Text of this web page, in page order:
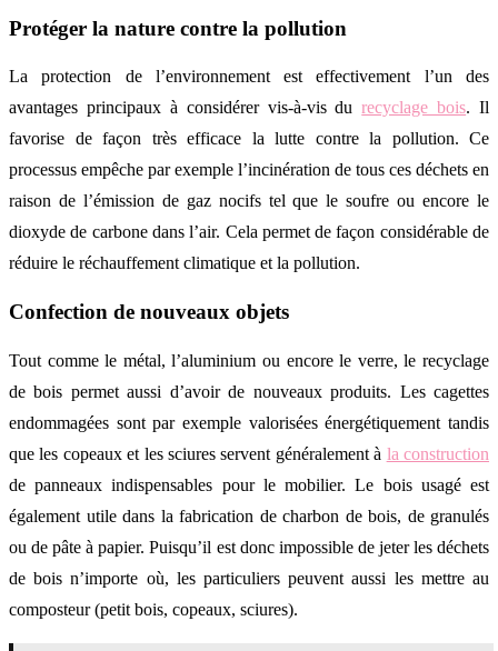
Protéger la nature contre la pollution
La protection de l’environnement est effectivement l’un des
avantages principaux à considérer vis-à-vis durecyclage bois. Il
favorise de façon très efficace la lutte contre la pollution. Ce
processus empêche par exemple l’incinération de tous ces déchets en
raison de l’émission de gaz nocifs tel que le soufre ou encore le
dioxyde de carbone dans l’air. Cela permet de façon considérable de
réduire le réchauffement climatique et la pollution.
Confection de nouveaux objets
Tout comme le métal, l’aluminium ou encore le verre, le recyclage
de bois permet aussi d’avoir de nouveaux produits. Les cagettes
endommagées sont par exemple valorisées énergétiquement tandis
que les copeaux et les sciures servent généralement à la construction
de panneaux indispensables pour le mobilier. Le bois usagé est
également utile dans la fabrication de charbon de bois, de granulés
ou de pâte à papier. Puisqu’il est donc impossible de jeter les déchets
de bois n’importe où, les particuliers peuvent aussi les mettre au
composteur (petit bois, copeaux, sciures).